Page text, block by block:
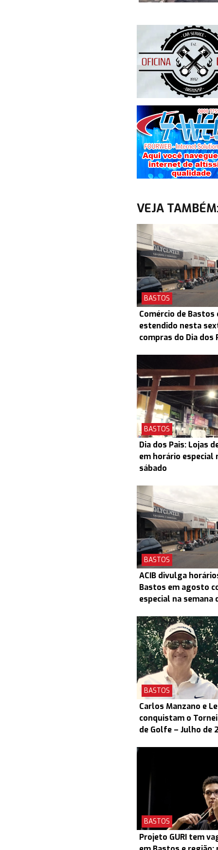
VEJA
BASTOS
Comércio de
estendido nesta
compras do Dia dos
BASTOS
Dia dos Pais: Lojas
em horário
sábado
BASTOS
ACIB divulga
Bastos em agosto
especial na semana
BASTOS
Carlos Manzano e
conquistam o
de Golfe – Julho de
BASTOS
Projeto GURI tem